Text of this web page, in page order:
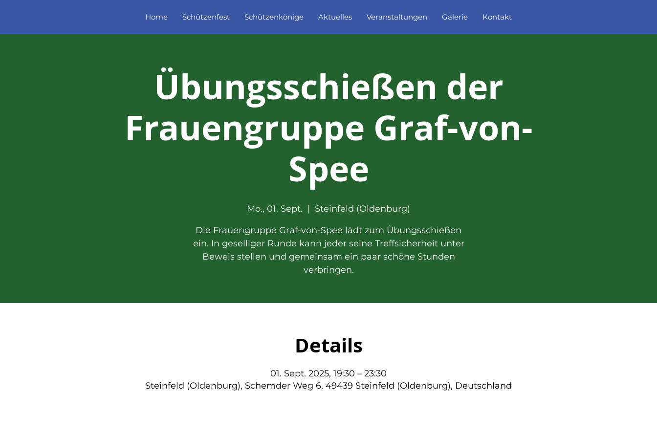
Home Schützenfest Schützenkönige Aktuelles Veranstaltungen Galerie Kontakt
Übungsschießen der
Frauengruppe Graf-von-
Spee
Mo., 01. Sept.
  |
Steinfeld (Oldenburg)
Die Frauengruppe Graf-von-Spee lädt zum Übungsschießen
ein. In geselliger Runde kann jeder seine Treffsicherheit unter
Beweis stellen und gemeinsam ein paar schöne Stunden
verbringen.
Details
01. Sept. 2025, 19:30 – 23:30
Steinfeld (Oldenburg), Schemder Weg 6, 49439 Steinfeld (Oldenburg), Deutschland